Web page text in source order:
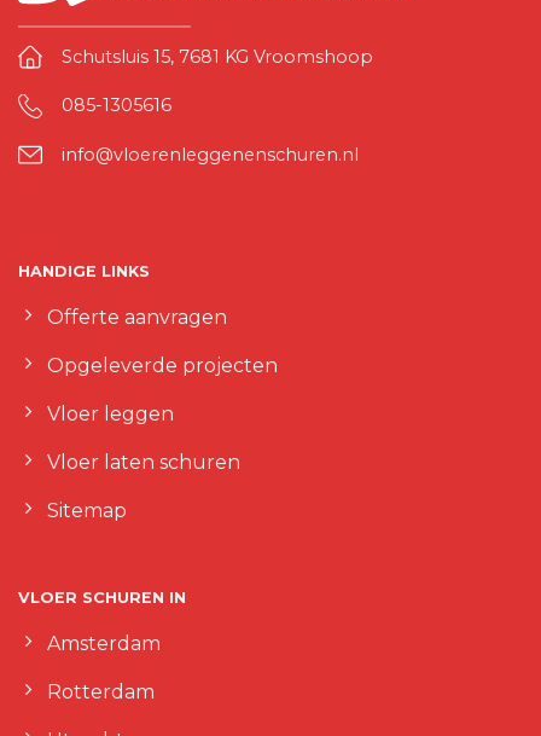
Schutsluis 15, 7681 KG Vroomshoop
085-1305616
info@vloerenleggenenschuren.nl
HANDIGE LINKS
Offerte aanvragen
Opgeleverde projecten
Vloer leggen
Vloer laten schuren
Sitemap
VLOER SCHUREN IN
Amsterdam
Rotterdam